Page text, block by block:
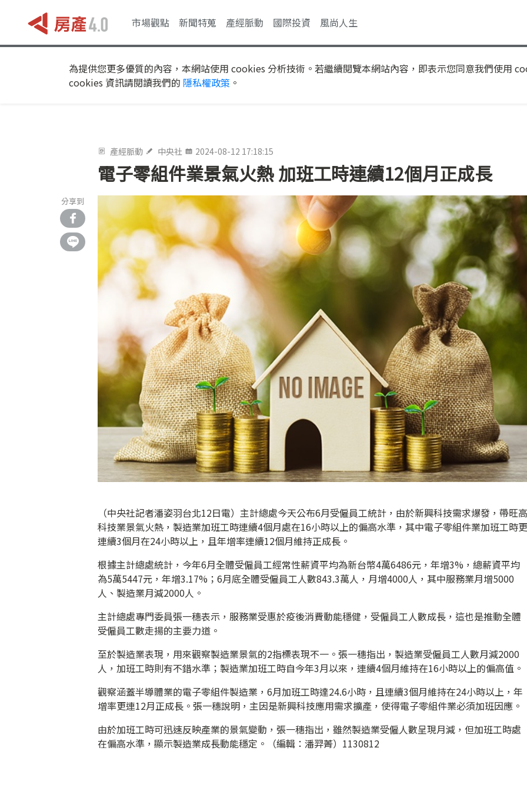
市場觀點 新聞特蒐 產經脈動 國際投資 風尚人生
為提供您更多優質的內容，本網站使用 cookies 分析技術。若繼續閱覽本網站內容，即表示您同意我們使用
cookies 資訊請閱讀我們的 隱私權政策 。
產經脈動 中央社 2024-08-12 17:18:15
電子零組件業景氣火熱 加班工時連續12個月正成長
分享到
（中央社記者潘姿羽台北12日電）主計總處今天公布6月受僱員工統計，由於新興科技需求爆發，帶旺高
科技業景氣火熱，製造業加班工時連續4個月處在16小時以上的偏高水準，其中電子零組件業加班工時更
連續3個月在24小時以上，且年增率連續12個月維持正成長。
根據主計總處統計，今年6月全體受僱員工經常性薪資平均為新台幣4萬6486元，年增3%，總薪資平均
為5萬5447元，年增3.17%；6月底全體受僱員工人數843.3萬人，月增4000人，其中服務業月增5000
人、製造業月減2000人。
主計總處專門委員張一穗表示，服務業受惠於疫後消費動能穩健，受僱員工人數成長，這也是推動全體
受僱員工數走揚的主要力道。
至於製造業表現，用來觀察製造業景氣的2指標表現不一。張一穗指出，製造業受僱員工人數月減2000
人，加班工時則有不錯水準；製造業加班工時自今年3月以來，連續4個月維持在16小時以上的偏高值。
觀察涵蓋半導體業的電子零組件製造業，6月加班工時達24.6小時，且連續3個月維持在24小時以上，年
增率更連12月正成長。張一穗說明，主因是新興科技應用需求擴產，使得電子零組件業必須加班因應。
由於加班工時可迅速反映產業的景氣變動，張一穗指出，雖然製造業受僱人數呈現月減，但加班工時處
在偏高水準，顯示製造業成長動能穩定。（編輯：潘羿菁）1130812